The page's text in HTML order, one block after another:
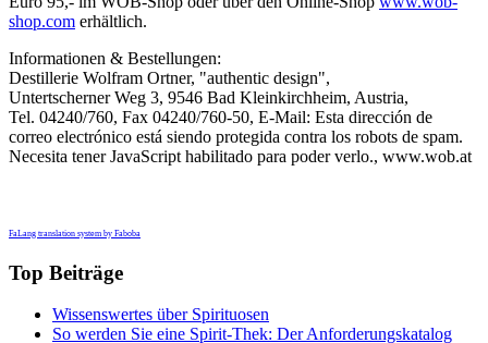
shop.com erhältlich.
Informationen & Bestellungen:
Destillerie Wolfram Ortner, "authentic design",
Untertscherner Weg 3, 9546 Bad Kleinkirchheim, Austria,
Tel. 04240/760, Fax 04240/760-50, E-Mail: Esta dirección de
correo electrónico está siendo protegida contra los robots de spam.
Necesita tener JavaScript habilitado para poder verlo., www.wob.at
FaLang translation system by Faboba
Top Beiträge
Wissenswertes über Spirituosen
So werden Sie eine Spirit-Thek: Der Anforderungskatalog